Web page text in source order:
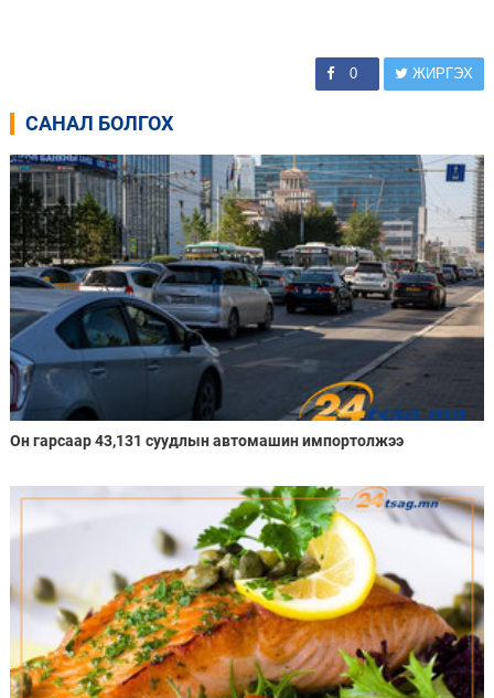
0 ЖИРГЭХ
САНАЛ БОЛГОХ
Он гарсаар 43,131 суудлын автомашин импортолжээ